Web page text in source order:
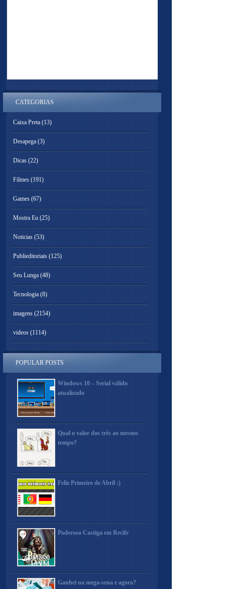
CATEGORIAS
Caixa Preta (13)
Desapega (3)
Dicas (22)
Filmes (191)
Games (67)
Mostra Eu (25)
Noticias (53)
Publieditoriais (125)
Seu Lunga (48)
Tecnologia (8)
imagens (2154)
videos (1114)
POPULAR POSTS
Windows 10 – Serial válido
atualizado
Qual o valor dos três ao mesmo
tempo?
Feliz Primeiro de Abril :)
Poderoso Castiga em Recife
Ganhei na mega-sena e agora?